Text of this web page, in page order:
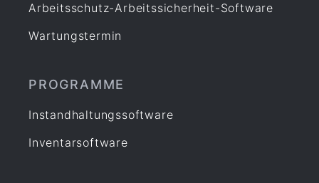
Arbeitsschutz-Arbeitssicherheit-Software
Wartungstermin
PROGRAMME
Instandhaltungssoftware
Inventarsoftware